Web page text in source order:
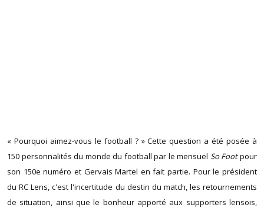
« Pourquoi aimez-vous le football ? » Cette question a été posée à
150 personnalités du monde du football par le mensuel So Footpour
son 150e numéro et Gervais Martel en fait partie. Pour le président
du RC Lens, c'est l'incertitude du destin du match, les retournements
de situation, ainsi que le bonheur apporté aux supporters lensois,